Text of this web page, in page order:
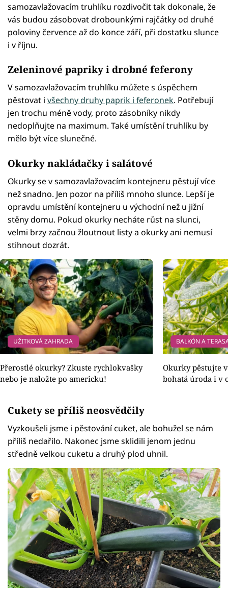
samozavlažovacím truhlíku rozdivočit tak dokonale, že
vás budou zásobovat drobounkými rajčátky od druhé
poloviny července až do konce září, při dostatku slunce
i v říjnu.
Zeleninové papriky i drobné feferony
V samozavlažovacím truhlíku můžete s úspěchem
pěstovat i všechny druhy paprik i feferonek. Potřebují
jen trochu méně vody, proto zásobníky nikdy
nedoplňujte na maximum. Také umístění truhlíku by
mělo být více slunečné.
Okurky nakládačky i salátové
Okurky se v samozavlažovacím kontejneru pěstují více
než snadno. Jen pozor na příliš mnoho slunce. Lepší je
opravdu umístění kontejneru u východní než u jižní
stěny domu. Pokud okurky necháte růst na slunci,
velmi brzy začnou žloutnout listy a okurky ani nemusí
stihnout dozrát.
UŽITKOVÁ ZAHRADA
Přerostlé okurky? Zkuste rychlokvašky
nebo je naložte po americku!
BALKÓN A
Okurky pěstujte
bohatá úroda i v
Cukety se příliš neosvědčily
Vyzkoušeli jsme i pěstování cuket, ale bohužel se nám
příliš nedařilo. Nakonec jsme sklidili jenom jednu
středně velkou cuketu a druhý plod uhnil.